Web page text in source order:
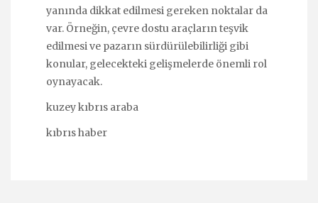
yanında dikkat edilmesi gereken noktalar da
var. Örneğin, çevre dostu araçların teşvik
edilmesi ve pazarın sürdürülebilirliği gibi
konular, gelecekteki gelişmelerde önemli rol
oynayacak.
kuzey kıbrıs araba
kıbrıs haber